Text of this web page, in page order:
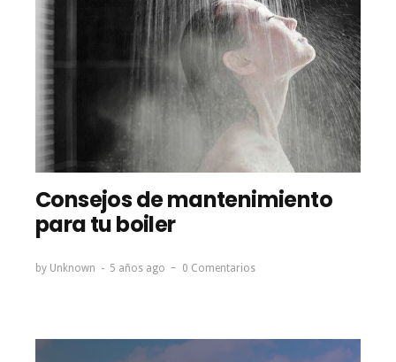
Consejos de mantenimiento
para tu boiler
by Unknown 5 años ago 0 Comentarios